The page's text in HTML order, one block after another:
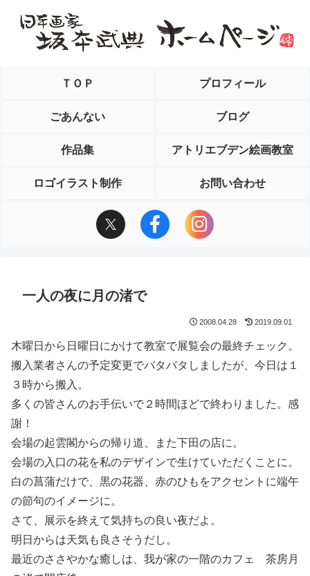
ＴＯＰ プロフィール
ごあんない ブログ
作品集 アトリエブデン絵画教室
ロゴイラスト制作 お問い合わせ
一人の夜に月の渚で
2008.04.28 2019.09.01
木曜日から日曜日にかけて教室で展覧会の最終チェック。
搬入業者さんの予定変更でバタバタしましたが、今日は１
３時から搬入。
多くの皆さんのお手伝いで２時間ほどで終わりました。感
謝！
会場の起雲閣からの帰り道、また下田の店に。
会場の入口の花を私のデザインで生けていただくことに。
白の菖蒲だけで、黒の花器、赤のひもをアクセントに端午
の節句のイメージに。
さて、展示を終えて気持ちの良い夜だよ。
明日からは天気も良さそうだし。
最近のささやかな癒しは、我が家の一階のカフェ 茶房月